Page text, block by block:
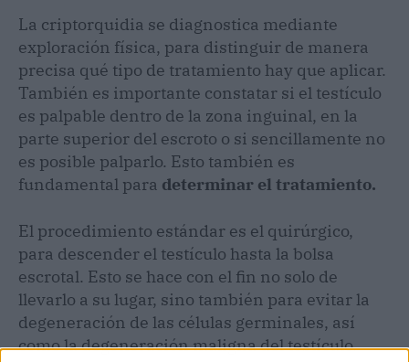
La criptorquidia se diagnostica mediante
exploración física, para distinguir de manera
precisa qué tipo de tratamiento hay que aplicar.
También es importante constatar si el testículo
es palpable dentro de la zona inguinal, en la
parte superior del escroto o si sencillamente no
es posible palparlo. Esto también es
fundamental para determinar el tratamiento.
El procedimiento estándar es el quirúrgico,
para descender el testículo hasta la bolsa
escrotal. Esto se hace con el fin no solo de
llevarlo a su lugar, sino también para evitar la
degeneración de las células germinales, así
como la degeneración maligna del testículo.